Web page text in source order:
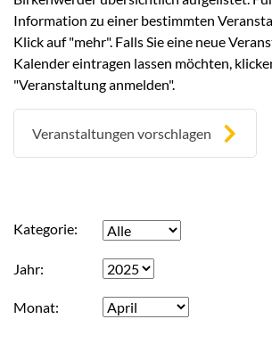
Information zu einer bestimmten
Klick auf "mehr". Falls Sie eine neue
Kalender eintragen lassen möchten,
"Veranstaltung anmelden".
Veranstaltungen vorschlagen
Kategorie
Jahr
Monat